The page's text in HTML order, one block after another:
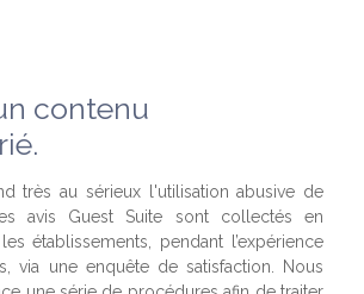
contenu
très au sérieux l'utilisation abusive de
avis Guest Suite sont collectés en
établissements, pendant l’expérience
via une enquête de satisfaction. Nous